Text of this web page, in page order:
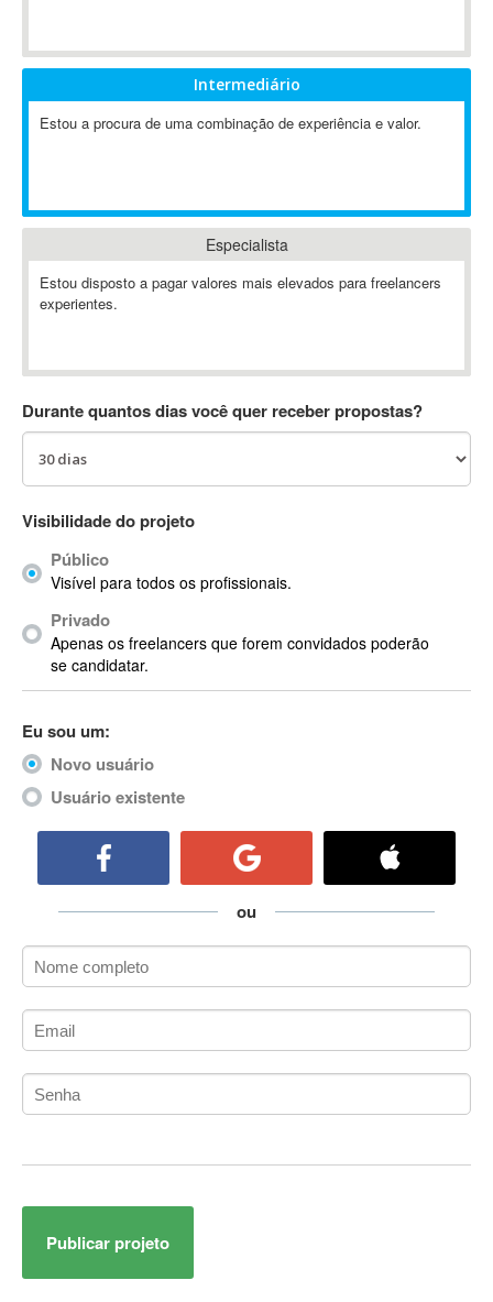
ABAP
ABBYY FineReader
Ableton Live
Abstract
Abstract Window Toolkit (AWT)
AC Drives
ACARS
AccountMate
Acrobat
Acrobat X
Acronis
ACT
ActionScript
ActionScript 3
Active Directory
ActiveX Data Objects (ADO)
ADK
Administração Acadêmica
Administração de Artistas e Repertórios
Administração de Banco de Dados
Administração de Redes
Administrador de Sistemas
Adobe After Effects
Adobe AIR
Intermediário
Estou a procura de uma combinação de experiência e valor.
Especialista
Estou disposto a pagar valores mais elevados para freelancers
experientes.
Durante quantos dias você quer receber propostas?
Visibilidade do projeto
Público
Visível para todos os profissionais.
Privado
Apenas os freelancers que forem convidados poderão
se candidatar.
Eu sou um:
Novo usuário
Usuário existente
ou
Publicar projeto